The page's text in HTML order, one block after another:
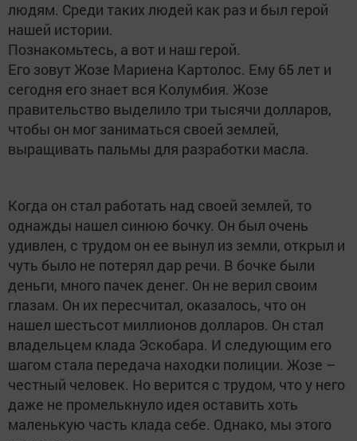
людям. Среди таких людей как раз и был герой
нашей истории.
Познакомьтесь, а вот и наш герой.
Его зовут Жозе Мариена Картолос. Ему 65 лет и
сегодня его знает вся Колумбия. Жозе
правительство выделило три тысячи долларов,
чтобы он мог заниматься своей землей,
выращивать пальмы для разработки масла.
Когда он стал работать над своей землей, то
однажды нашел синюю бочку. Он был очень
удивлен, с трудом он ее вынул из земли, открыл и
чуть было не потерял дар речи. В бочке были
деньги, много пачек денег. Он не верил своим
глазам. Он их пересчитал, оказалось, что он
нашел шестьсот миллионов долларов. Он стал
владельцем клада Эскобара. И следующим его
шагом стала передача находки полиции. Жозе –
честный человек. Но верится с трудом, что у него
даже не промелькнуло идея оставить хоть
маленькую часть клада себе. Однако, мы этого